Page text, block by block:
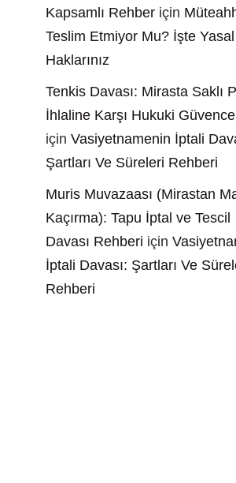
Kapsamlı Rehber için
Teslim Etmiyor Mu? İşte Yasal
Haklarınız
Tenkis Davası: Mirasta Saklı
İhlaline Karşı Hukuki
için Vasiyetnamenin İptali
Şartları Ve Süreleri Rehberi
Muris Muvazaası (Mirastan
Kaçırma): Tapu İptal ve Tescil
Davası Rehberi için
İptali Davası: Şartları Ve
Rehberi